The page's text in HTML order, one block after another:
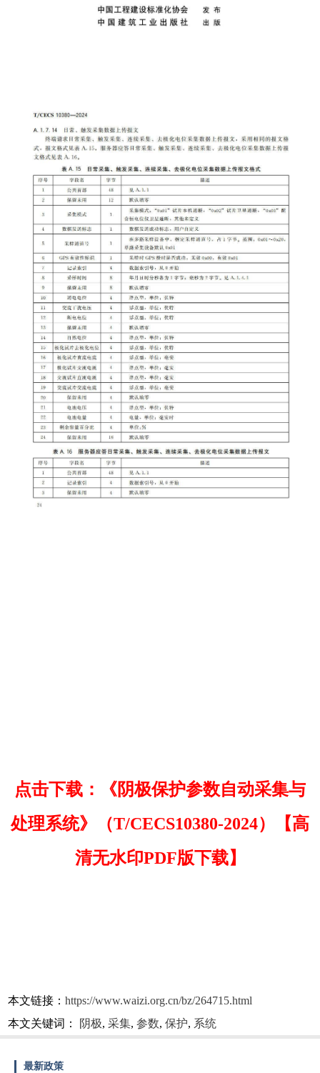
点击下载：《阴极保护参数自动采集与
处理系统》（T/CECS10380-2024）【高
清无水印PDF版下载】
本文链接：https://www.waizi.org.cn/bz/264715.html
本文关键词：
阴极,采集,参数,保护, 系统
最新政策